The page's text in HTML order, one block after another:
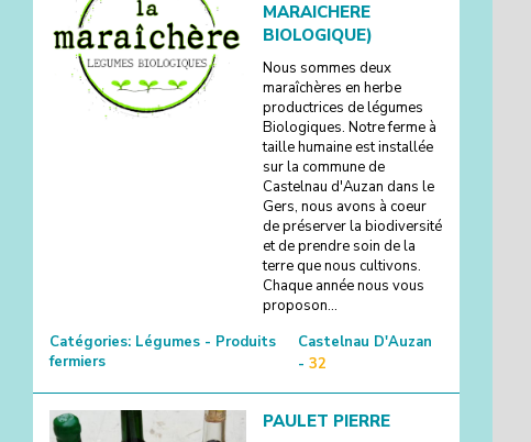
MARAICHERE
BIOLOGIQUE)
Nous sommes deux
maraîchères en herbe
productrices de légumes
Biologiques. Notre ferme à
taille humaine est installée
sur la commune de
Castelnau d'Auzan dans le
Gers, nous avons à coeur
de préserver la biodiversité
et de prendre soin de la
terre que nous cultivons.
Chaque année nous vous
proposon...
Catégories: Légumes - Produits
fermiers
Castelnau D'Auzan
- 32
PAULET PIERRE